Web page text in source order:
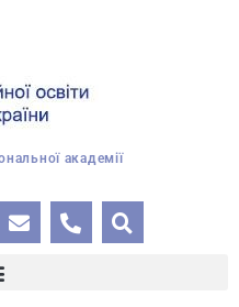
академії